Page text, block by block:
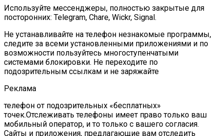
Используйте мессенджеры, полностью закрытые для
посторонних: Telegram, Chare, Wickr, Signal.
Не устанавливайте на телефон незнакомые программы,
следите за всеми установленными приложениями и по
возможности пользуйтесь многоступенчатыми
системами блокировки. Не переходите по
подозрительным ссылкам и не заряжайте
Реклама
телефон от подозрительных «бесплатных»
точек.Отслеживать телефоны имеет право только ваш
мобильный оператор, и то только с вашего согласия.
Сайты и приложения, предлагающие вам отследить